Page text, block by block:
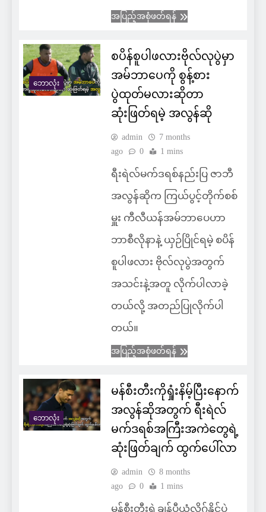
အပြည့်အစုံဖတ်ရန်
ဘောလုံး
စပိန်စူပါဖလားဗိုလ်လုပွဲမှာ
အမ်ဘာပေကို စွန့်စား
ပွဲထုတ်မလားဆိုတာ
ဆုံးဖြတ်ရမဲ့ အလွန်ဆို
admin
7 months
ago
0 1 mins
ရီးရဲလ်မက်ဒရစ်နည်းပြ ဇာဘီ
အလွန်ဆိုက ကြယ်ပွင့်တိုက်စစ်
မှူး ကီလီယန်အမ်ဘာပေဟာ
ဘာစီလိုနာနဲ့ ယှဉ်ပြိုင်ရမဲ့ စပိန်
စူပါဖလား ဗိုလ်လုပွဲအတွက်
အသင်းနဲ့အတူ လိုက်ပါလာခဲ့
တယ်လို့ အတည်ပြုလိုက်ပါ
တယ်။
အပြည့်အစုံဖတ်ရန်
ဘောလုံး
မန်စီးတီးကိုရှုံးနိမ့်ပြီးနောက်
အလွန်ဆိုအတွက် ရီးရဲလ်
မက်ဒရစ်အကြီးအကဲတွေရဲ့
ဆုံးဖြတ်ချက် ထွက်ပေါ်လာ
admin
8 months
ago
0 1 mins
မန်စီးတီးရဲ့ချန်ပီယံလိဂ်နိုင်ပွဲ